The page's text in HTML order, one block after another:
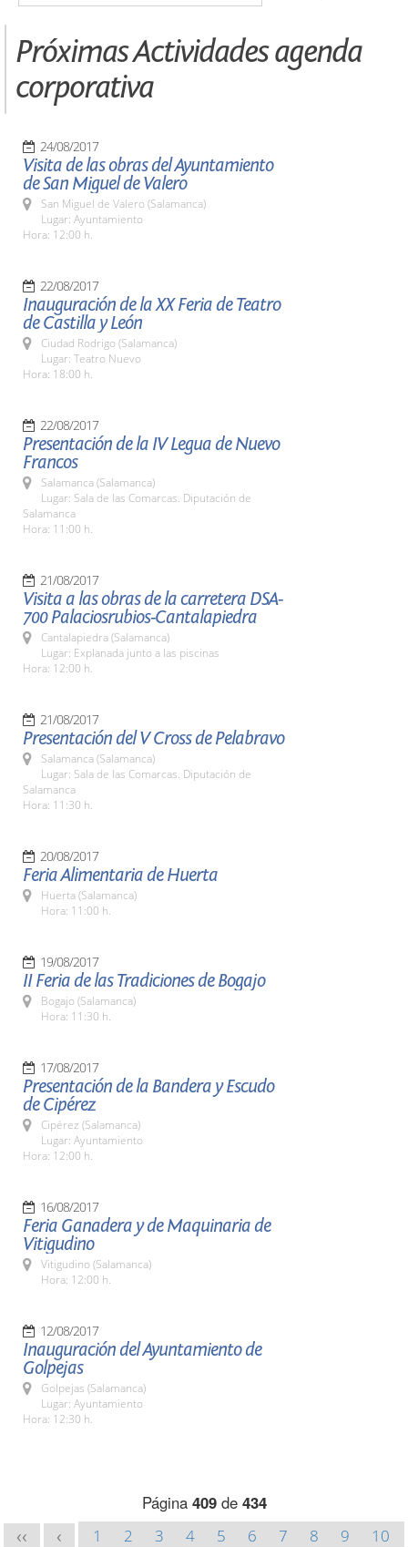
Próximas Actividades agenda
corporativa
24/08/2017
Visita de las obras del Ayuntamiento
de San Miguel de Valero
San Miguel de Valero (Salamanca)
Lugar: Ayuntamiento
Hora: 12:00 h.
22/08/2017
Inauguración de la XX Feria de Teatro
de Castilla y León
Ciudad Rodrigo (Salamanca)
Lugar: Teatro Nuevo
Hora: 18:00 h.
22/08/2017
Presentación de la IV Legua de Nuevo
Francos
Salamanca (Salamanca)
Lugar: Sala de las Comarcas. Diputación de
Salamanca
Hora: 11:00 h.
21/08/2017
Visita a las obras de la carretera DSA-
700 Palaciosrubios-Cantalapiedra
Cantalapiedra (Salamanca)
Lugar: Explanada junto a las piscinas
Hora: 12:00 h.
21/08/2017
Presentación del V Cross de Pelabravo
Salamanca (Salamanca)
Lugar: Sala de las Comarcas. Diputación de
Salamanca
Hora: 11:30 h.
20/08/2017
Feria Alimentaria de Huerta
Huerta (Salamanca)
Hora: 11:00 h.
19/08/2017
II Feria de las Tradiciones de Bogajo
Bogajo (Salamanca)
Hora: 11:30 h.
17/08/2017
Presentación de la Bandera y Escudo
de Cipérez
Cipérez (Salamanca)
Lugar: Ayuntamiento
Hora: 12:00 h.
16/08/2017
Feria Ganadera y de Maquinaria de
Vitigudino
Vitigudino (Salamanca)
Hora: 12:00 h.
12/08/2017
Inauguración del Ayuntamiento de
Golpejas
Golpejas (Salamanca)
Lugar: Ayuntamiento
Hora: 12:30 h.
Página 409de 434
<< < 1 2 3 4 5 6 7 8 9
10